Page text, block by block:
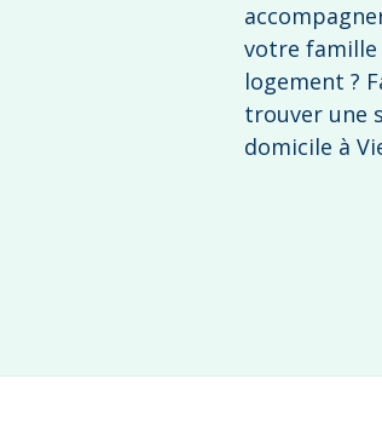
votre
logement ?
trouver une
domicile à